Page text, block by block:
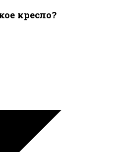
кресло?